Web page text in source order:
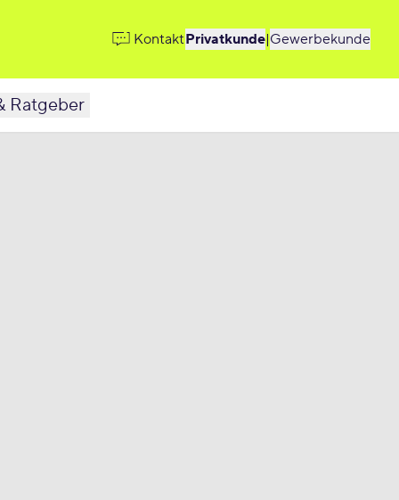
KontaktPrivatkunde|Gewerbekunde
Ratgeber